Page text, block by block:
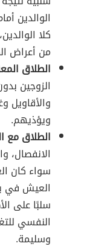
الوالدين
كلا
من أعراض
الطلاق
الزوجين
والأقاويل
ويؤذيهم.
الطلاق مع
الانفصال،
سواء كان
العيش في
سلبًا على
النفسي
وسليمة.